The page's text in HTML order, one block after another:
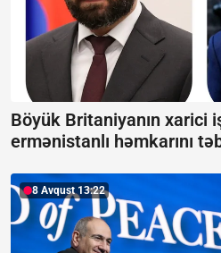
Böyük Britaniyanın xarici
ermənistanlı həmkarını
8 Avqust 13:22